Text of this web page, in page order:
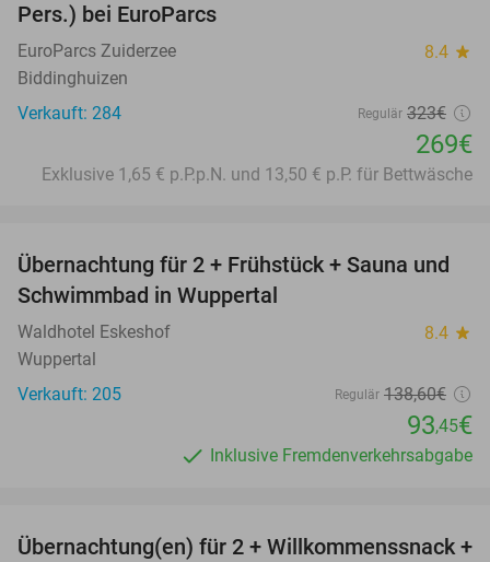
Pers.) bei EuroParcs
EuroParcs Zuiderzee 8.4 star
Biddinghuizen
Verkauft: 284
Regulär 323€
269€
Exklusive 1,65 € p.P.p.N. und 13,50 € p.P. für Bettwäsche
33%
Übernachtung für 2 + Frühstück + Sauna und
Schwimmbad in Wuppertal
Waldhotel Eskeshof 8.4 star
Wuppertal
Verkauft: 205
Regulär 138,60€
93,45€
Inklusive Fremdenverkehrsabgabe
Übernachtung(en) für 2 + Willkommenssnack +